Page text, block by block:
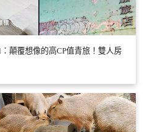
：顛覆想像的高CP值青旅！雙人房